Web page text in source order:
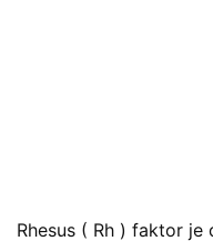
Rhesus ( Rh ) faktor